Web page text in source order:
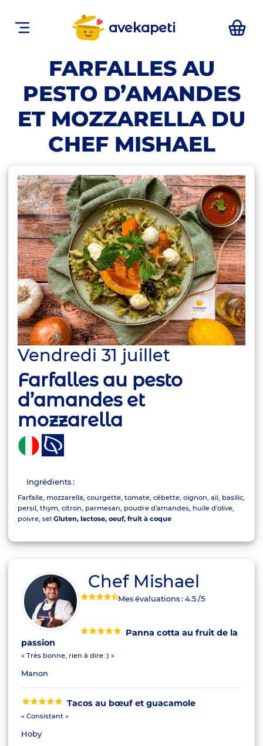
avekapeti
FARFALLES AU
PESTO D’AMANDES
ET MOZZARELLA DU
CHEF MISHAEL
Vendredi 31 juillet
Farfalles au pesto
d’amandes et
mozzarella
Ingrédients :
Farfalle, mozzarella, courgette, tomate, cébette, oignon, ail, basilic,
persil, thym, citron, parmesan, poudre d'amandes, huile d'olive,
poivre, selGluten, lactose, oeuf, fruit à coque
Chef Mishael
Mes évaluations :4.5/5
Panna cotta au fruit de la
passion
« Très bonne, rien à dire :) »
Manon
Tacos au bœuf et guacamole
« Consistant »
Hoby